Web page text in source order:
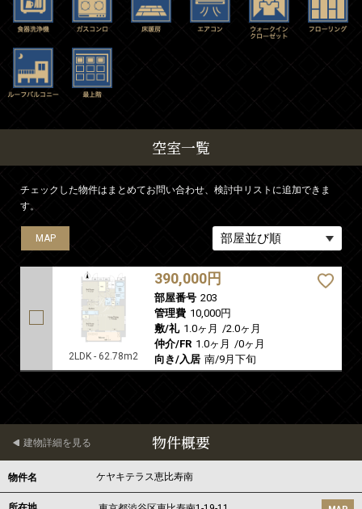
空室一覧
チェックした物件はまとめてお問い合わせ、検討中リストに追加できま
す。
MAP
2LDK - 62.78m2
390,000円
部屋番号 203
管理費 10,000円
敷/礼 1.0ヶ月 /2.0ヶ月
仲介/FR 1.0ヶ月 /0ヶ月
向き/入居 南/9月下旬
物件概要
建物詳細を見る
物件名 ケヤキテラス恵比寿南